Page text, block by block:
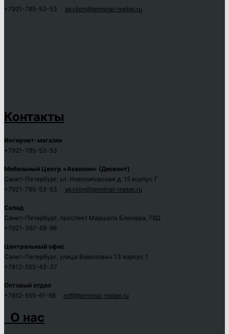
+7921-785-53-53 akvilon@terminal-mebel.ru
Контакты
Интернет-магазин
+7921-785-53-53
Мебельный Центр «Аквилон» (Дисконт)
Санкт-Петербург, ул. Новолитовская д. 15 корпус Г
+7921-785-53-53 akvilon@terminal-mebel.ru
Склад
Санкт-Петербург, проспект Маршала Блюхера, 78Д
+7921-397-68-96
Центральный офис
Санкт-Петербург, улица Вавиловых 13 корпус 1
+7812-555-45-37
Оптовый отдел
+7812-555-61-68 mtf@terminal-mebel.ru
О нас